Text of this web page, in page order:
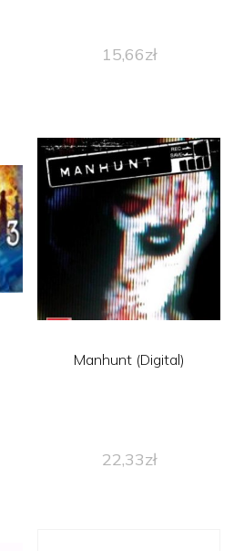
15,66zł
Manhunt (Digital)
22,33zł